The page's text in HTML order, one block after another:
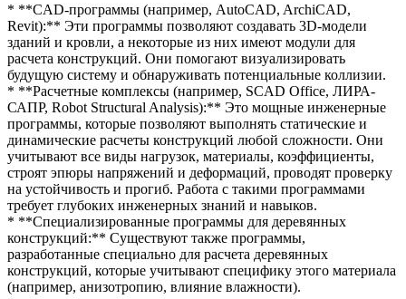
* **CAD-программы (например, AutoCAD, ArchiCAD,
Revit):** Эти программы позволяют создавать 3D-модели
зданий и кровли, а некоторые из них имеют модули для
расчета конструкций. Они помогают визуализировать
будущую систему и обнаруживать потенциальные коллизии.
* **Расчетные комплексы (например, SCAD Office, ЛИРА-
САПР, Robot Structural Analysis):** Это мощные инженерные
программы, которые позволяют выполнять статические и
динамические расчеты конструкций любой сложности. Они
учитывают все виды нагрузок, материалы, коэффициенты,
строят эпюры напряжений и деформаций, проводят проверку
на устойчивость и прогиб. Работа с такими программами
требует глубоких инженерных знаний и навыков.
* **Специализированные программы для деревянных
конструкций:** Существуют также программы,
разработанные специально для расчета деревянных
конструкций, которые учитывают специфику этого материала
(например, анизотропию, влияние влажности).